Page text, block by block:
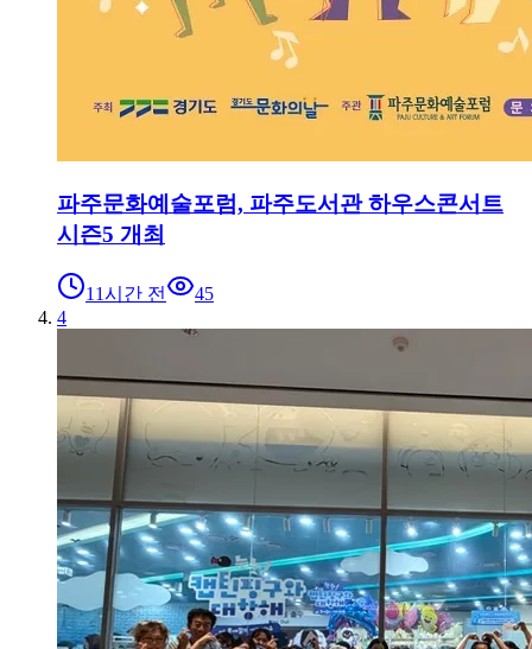
파주문화예술포럼, 파주도서관 하우스콘서트
시즌5 개최
11시간 전
45
4